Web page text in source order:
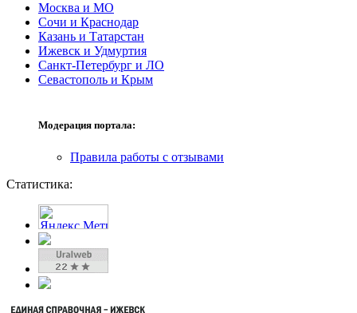
Москва и МО
Сочи и Краснодар
Казань и Татарстан
Ижевск и Удмуртия
Санкт-Петербург и ЛО
Севастополь и Крым
Модерация портала:
Правила работы с отзывами
Статистика: